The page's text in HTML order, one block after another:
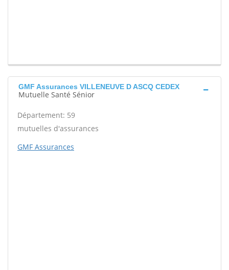
GMF Assurances VILLENEUVE D ASCQ CEDEX
Mutuelle Santé Sénior
Département: 59
mutuelles d'assurances
GMF Assurances